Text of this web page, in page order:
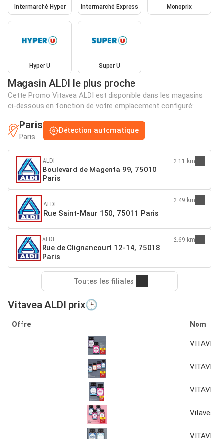
Intermarché Hyper Intermarché Express Monoprix
Hyper U Super U
Magasin ALDI le plus proche
Cette Promo Vitavea ALDI est disponible dans les magasins
ci-dessous en fonction de votre emplacement configuré:
Paris
Paris
Détection automatique
ALDI
Boulevard de Magenta 99, 75010
Paris
2.11 km
ALDI
Rue Saint-Maur 150, 75011 Paris
2.49 km
ALDI
Rue de Clignancourt 12-14, 75018
Paris
2.69 km
Toutes les filiales
Vitavea ALDI prix🕒
Offre Nom
Vitavea